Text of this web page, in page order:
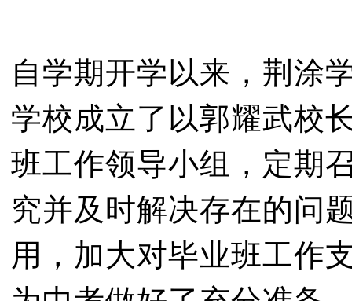
自学期开学以来，荆涂
学校成立了以郭耀武校
班工作领导小组，定期
究并及时解决存在的问
用，加大对毕业班工作